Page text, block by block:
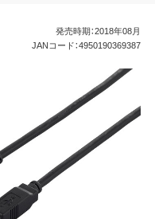
発売時期：2018年08月
JANコード：4950190369387